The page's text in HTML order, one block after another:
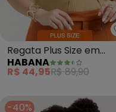
Regata Plus Size em
Canelado (Bege)
HABANA
R$ 44,95R$ 89,90
-40%